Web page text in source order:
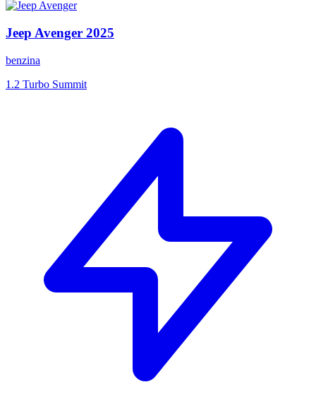
Jeep Avenger 2025
benzina
1.2 Turbo Summit